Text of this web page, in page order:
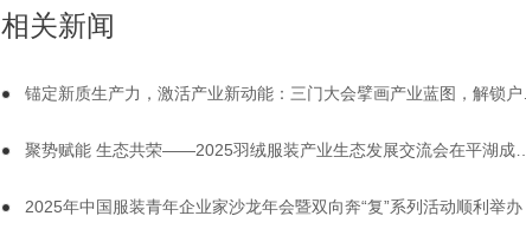
相关新闻
锚定新质生产力，激活产业新动能：三门大会擘画产业蓝图，解锁户外服装转型密码
聚势赋能 生态共荣——2025羽绒服装产业生态发展交流会在平湖成功举办
2025年中国服装青年企业家沙龙年会暨双向奔“复”系列活动顺利举办